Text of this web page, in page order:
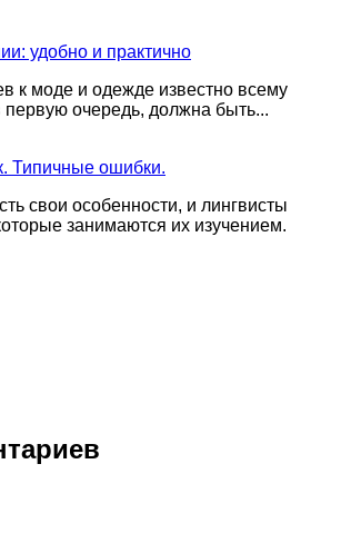
удобно и практично
к моде и одежде известно всему
очередь, должна быть...
Типичные ошибки.
свои особенности, и лингвисты
занимаются их изучением.